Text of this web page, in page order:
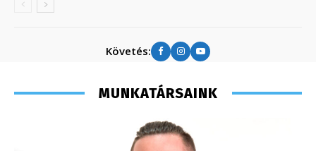
Követés:
MUNKATÁRSAINK